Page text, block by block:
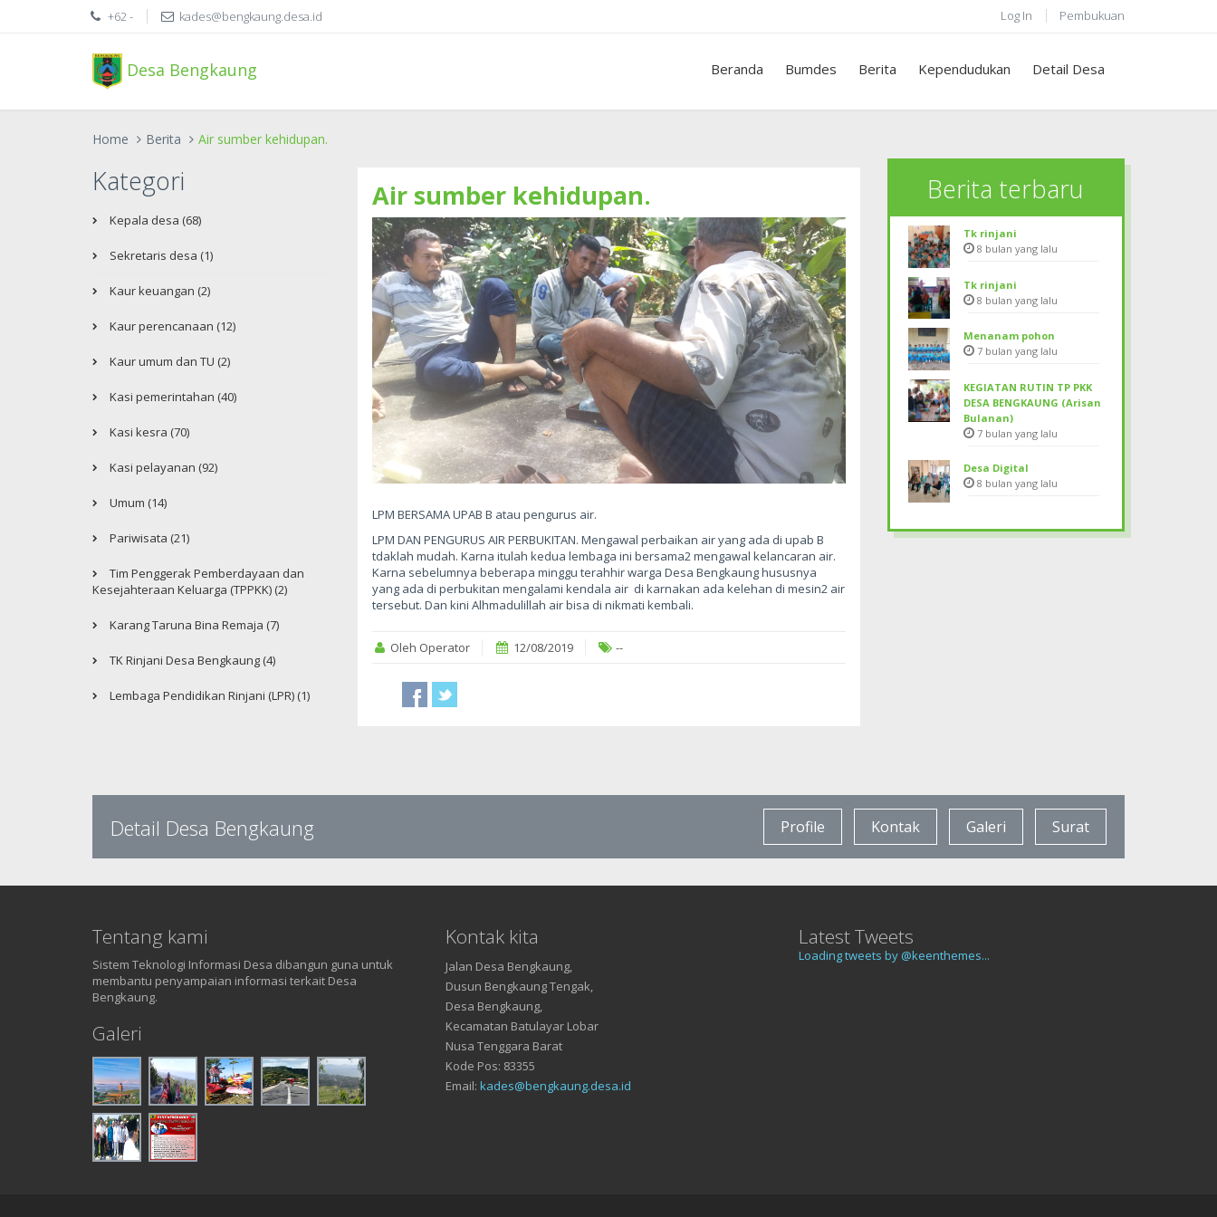
+62 - kades@bengkaung.desa.id Log In Pembukuan
Desa Bengkaung Beranda Bumdes Berita Kependudukan Detail Desa
Home Berita Air sumber kehidupan.
Kategori
Kepala desa (68)
Sekretaris desa (1)
Kaur keuangan (2)
Kaur perencanaan (12)
Kaur umum dan TU (2)
Kasi pemerintahan (40)
Kasi kesra (70)
Kasi pelayanan (92)
Umum (14)
Pariwisata (21)
Tim Penggerak Pemberdayaan dan
Kesejahteraan Keluarga (TPPKK) (2)
Karang Taruna Bina Remaja (7)
TK Rinjani Desa Bengkaung (4)
Lembaga Pendidikan Rinjani (LPR) (1)
Air sumber kehidupan.
LPM BERSAMA UPAB B atau pengurus air.
LPM DAN PENGURUS AIR PERBUKITAN. Mengawal perbaikan air yang ada di upab B
tdaklah mudah. Karna itulah kedua lembaga ini bersama2 mengawal kelancaran air.
Karna sebelumnya beberapa minggu terahhir warga Desa Bengkaung hususnya
yang ada di perbukitan mengalami kendala air di karnakan ada kelehan di mesin2 air
tersebut. Dan kini Alhmadulillah air bisa di nikmati kembali.
Oleh Operator 12/08/2019 --
Berita terbaru
Tk rinjani
8 bulan yang lalu
Tk rinjani
8 bulan yang lalu
Menanam pohon
7 bulan yang lalu
KEGIATAN RUTIN TP PKK
DESA BENGKAUNG (Arisan
Bulanan)
7 bulan yang lalu
Desa Digital
8 bulan yang lalu
Detail Desa Bengkaung Profile Kontak Galeri Surat
Tentang kami
Sistem Teknologi Informasi Desa dibangun guna untuk
membantu penyampaian informasi terkait Desa
Bengkaung.
Galeri
Kontak kita
Jalan Desa Bengkaung,
Dusun Bengkaung Tengak,
Desa Bengkaung,
Kecamatan Batulayar Lobar
Nusa Tenggara Barat
Kode Pos: 83355
Email: kades@bengkaung.desa.id
Latest Tweets
Loading tweets by @keenthemes...